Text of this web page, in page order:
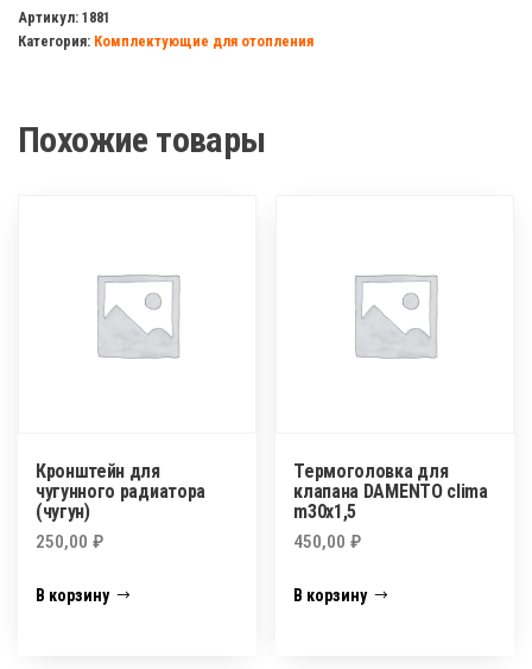
для
радиатора
предметов,с
Артикул: 1881
Категория: Комплектующие для отопления
Похожие товары
Кронштейн для
чугунного радиатора
(чугун)
250,00 ₽
В корзину
Термоголовка для
клапана DAMENTO clima
m30х1,5
450,00₽
В корзину